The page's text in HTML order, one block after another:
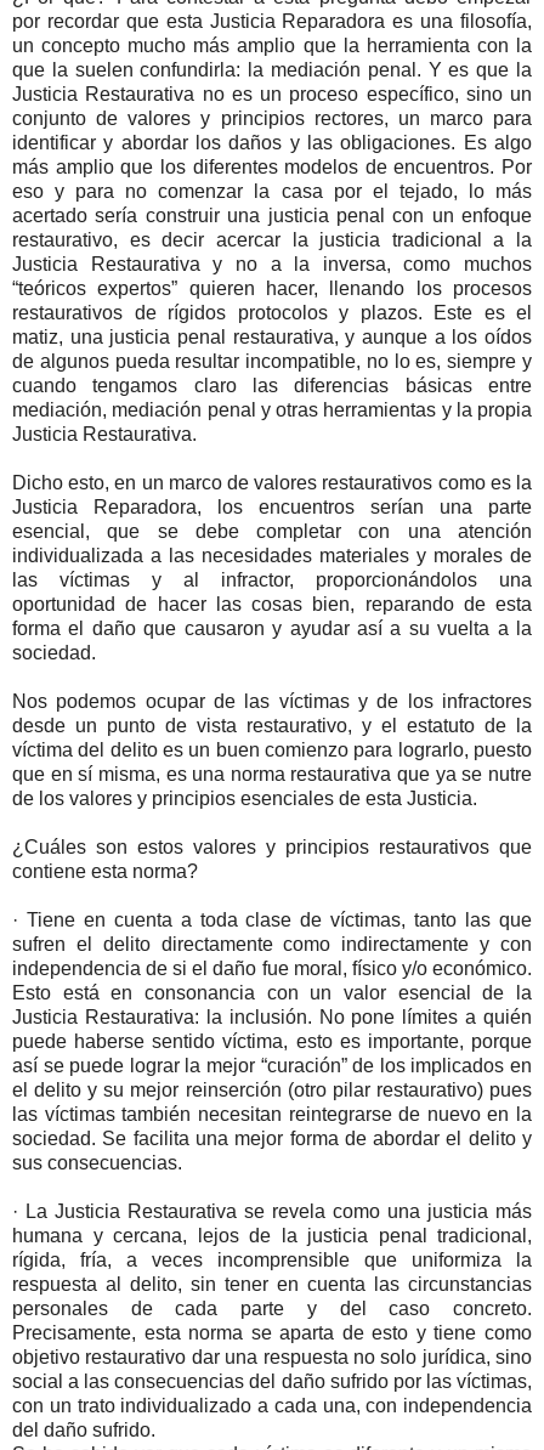
por recordar que esta Justicia Reparadora es una filosofía,
un concepto mucho más amplio que la herramienta con la
que la suelen confundirla: la mediación penal. Y es que la
Justicia Restaurativa no es un proceso específico, sino un
conjunto de valores y principios rectores, un marco para
identificar y abordar los daños y las obligaciones. Es algo
más amplio que los diferentes modelos de encuentros. Por
eso y para no comenzar la casa por el tejado, lo más
acertado sería construir una justicia penal con un enfoque
restaurativo, es decir acercar la justicia tradicional a la
Justicia Restaurativa y no a la inversa, como muchos
“teóricos expertos” quieren hacer, llenando los procesos
restaurativos de rígidos protocolos y plazos. Este es el
matiz, una justicia penal restaurativa, y aunque a los oídos
de algunos pueda resultar incompatible, no lo es, siempre y
cuando tengamos claro las diferencias básicas entre
mediación, mediación penal y otras herramientas y la propia
Justicia Restaurativa.
Dicho esto, en un marco de valores restaurativos como es la
Justicia Reparadora, los encuentros serían una parte
esencial, que se debe completar con una atención
individualizada a las necesidades materiales y morales de
las víctimas y al infractor, proporcionándolos una
oportunidad de hacer las cosas bien, reparando de esta
forma el daño que causaron y ayudar así a su vuelta a la
sociedad.
Nos podemos ocupar de las víctimas y de los infractores
desde un punto de vista restaurativo, y el estatuto de la
víctima del delito es un buen comienzo para lograrlo, puesto
que en sí misma, es una norma restaurativa que ya se nutre
de los valores y principios esenciales de esta Justicia.
¿Cuáles son estos valores y principios restaurativos que
contiene esta norma?
· Tiene en cuenta a toda clase de víctimas, tanto las que
sufren el delito directamente como indirectamente y con
independencia de si el daño fue moral, físico y/o económico.
Esto está en consonancia con un valor esencial de la
Justicia Restaurativa: la inclusión. No pone límites a quién
puede haberse sentido víctima, esto es importante, porque
así se puede lograr la mejor “curación” de los implicados en
el delito y su mejor reinserción (otro pilar restaurativo) pues
las víctimas también necesitan reintegrarse de nuevo en la
sociedad. Se facilita una mejor forma de abordar el delito y
sus consecuencias.
· La Justicia Restaurativa se revela como una justicia más
humana y cercana, lejos de la justicia penal tradicional,
rígida, fría, a veces incomprensible que uniformiza la
respuesta al delito, sin tener en cuenta las circunstancias
personales de cada parte y del caso concreto.
Precisamente, esta norma se aparta de esto y tiene como
objetivo restaurativo dar una respuesta no solo jurídica, sino
social a las consecuencias del daño sufrido por las víctimas,
con un trato individualizado a cada una, con independencia
del daño sufrido.